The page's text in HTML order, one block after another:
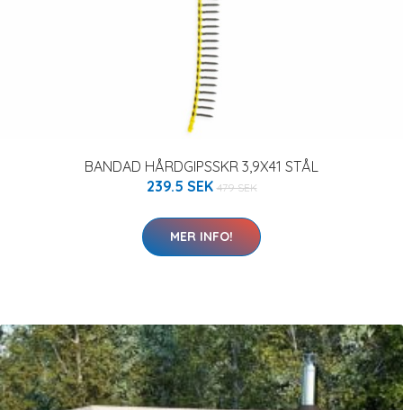
BANDAD HÅRDGIPSSKR 3,9X41 STÅL
239.5 SEK 479 SEK
MER INFO!